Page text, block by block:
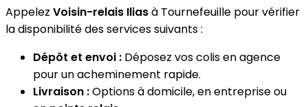
Appelez Voisin-relais Iliasà Tournefeuille pour vérifier
la disponibilité des services suivants :
Dépôt et envoi : Déposez vos colis en agence
pour un acheminement rapide.
Livraison :Options à domicile, en entreprise ou